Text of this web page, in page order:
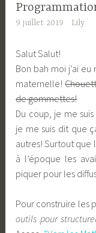
9 juillet 2019 Lily
Salut Salut!
Bon bah moi j’ai
maternelle!
de gommettes!
Du coup, je me
je me suis dit que
autres! Surtout que
à l’époque les
piquer pour les
Pour construire les
outils pour